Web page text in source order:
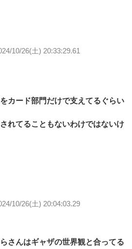
10/26(土) 20:33:29.61
カード部門だけで支えてるぐらい
れてることもないわけではないけ
10/26(土) 20:04:03.29
さんはギャザの世界観と合ってる